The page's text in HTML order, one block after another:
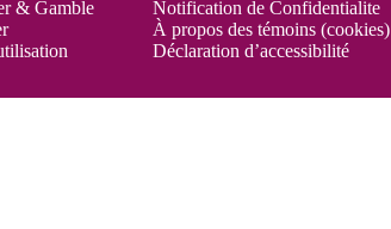
& Gamble
Notification de Confidentialite
À propos des témoins (cookies)
Déclaration d’accessibilité